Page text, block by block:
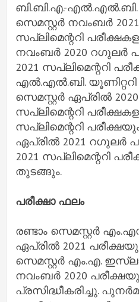
ബി.ബി.എ.-
സെമസ്റ്റര്‍ നവംബര്‍
സപ്ലിമെന്ററി
നവംബര്‍ 2020 റഗുലര്‍
2021 സപ്ലിമെന്ററി
എല്‍.എല്‍.ബി. യൂണിറ്ററി
സെമസ്റ്റര്‍ ഏപ്രില്‍
സപ്ലിമെന്ററി
സപ്ലിമെന്ററി
ഏപ്രില്‍ 2021 റഗുലര്‍
2021 സപ്ലിമെന്ററി
തുടങ്ങും.
പരീക്ഷാ ഫലം
രണ്ടാം സെമസ്റ്റര്‍
ഏപ്രില്‍ 2021
സെമസ്റ്റര്‍ എം.എ.
നവംബര്‍ 2020
പ്രസിദ്ധീകരിച്ചു.